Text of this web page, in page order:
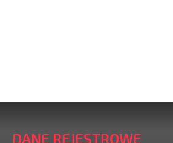
DANE REJESTROWE